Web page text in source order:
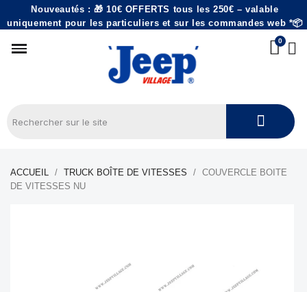
Nouveautés : 🎁 10€ OFFERTS tous les 250€ – valable
uniquement pour les particuliers et sur les commandes web *📦
ACCUEIL TRUCK BOÎTE DE VITESSES
COUVERCLE BOITE
DE VITESSES NU